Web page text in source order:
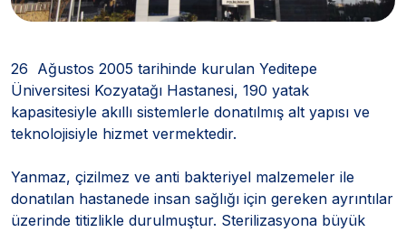
26 Ağustos 2005 tarihinde kurulan Yeditepe
Üniversitesi Kozyatağı Hastanesi, 190 yatak
kapasitesiyle akıllı sistemlerle donatılmış alt yapısı ve
teknolojisiyle hizmet vermektedir.
Yanmaz, çizilmez ve anti bakteriyel malzemeler ile
donatılan hastanede insan sağlığı için gereken ayrıntılar
üzerinde titizlikle durulmuştur. Sterilizasyona büyük